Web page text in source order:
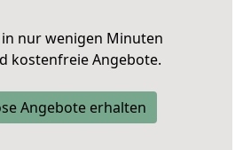
in nur wenigen Minuten
kostenfreie Angebote.
Angebote erhalten